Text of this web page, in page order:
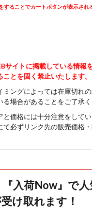
することでカートボタンが表示され
サイトに掲載している情報
ことを固く禁止いたします。
ミングによっては在庫切れ
場合があることをご了承く
と価格には十分注意をして
て必ずリンク先の販売価格
入荷Now』で人
け取れます！